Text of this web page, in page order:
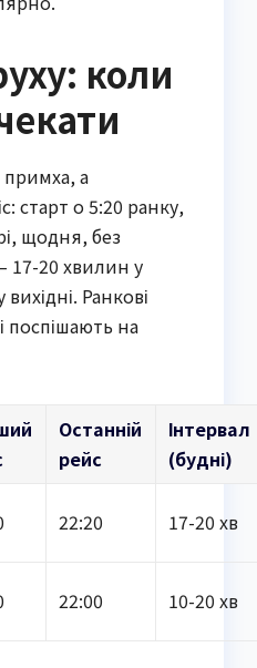
коли
а
старт о 5:20 ранку,
щодня, без
17-20 хвилин у
Ранкові
поспішають на
Останній
рейс
Інтервал
(будні)
22:20 17-20 хв
22:00 10-20 хв